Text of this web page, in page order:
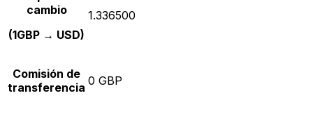
cambio
(1GBP → USD)
1.336500
Comisión de
transferencia 0 GBP